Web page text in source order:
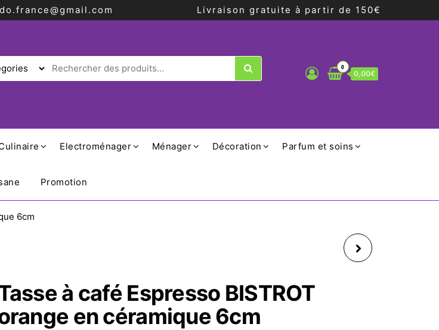
Livraison gratuite à partir de 150€
0
0,00€
Electroménager Ménager Décoration Parfum et soins
Promotion
6cm
COFFRET MUG AVEC
à café Espresso BISTROT
en céramique 6cm